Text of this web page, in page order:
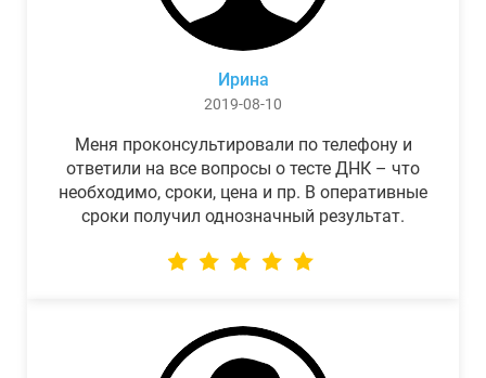
Ирина
2019-08-10
Меня проконсультировали по телефону и
ответили на все вопросы о тесте ДНК – что
необходимо, сроки, цена и пр. В оперативные
сроки получил однозначный результат.